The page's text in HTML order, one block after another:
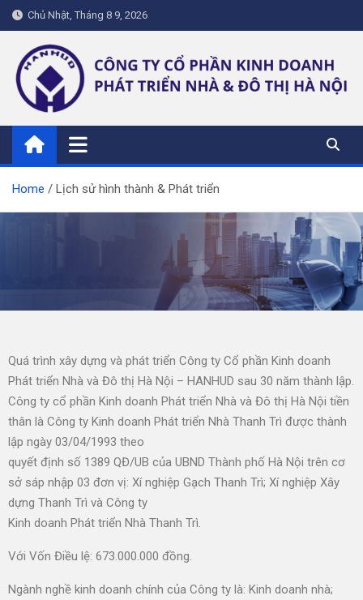
Chủ Nhật, Tháng 8 9, 2026
hanhud.vn
Home Lịch sử hình thành & Phát triển
Quá trình xây dựng và phát triển Công ty Cổ phần Kinh doanh
Phát triển Nhà và Đô thị Hà Nội – HANHUD sau 30 năm thành lập.
Công ty cổ phần Kinh doanh Phát triển Nhà và Đô thị Hà Nội tiền
thân là Công ty Kinh doanh Phát triển Nhà Thanh Trì được thành
lập ngày 03/04/1993 theo
quyết định số 1389 QĐ/UB của UBND Thành phố Hà Nội trên cơ
sở sáp nhập 03 đơn vị: Xí nghiệp Gạch Thanh Trì; Xí nghiệp Xây
dựng Thanh Trì và Công ty
Kinh doanh Phát triển Nhà Thanh Trì.
Với Vốn Điều lệ: 673.000.000 đồng.
Ngành nghề kinh doanh chính của Công ty là: Kinh doanh nhà;